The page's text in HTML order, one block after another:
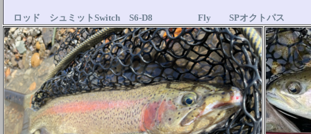
ロッド シュミットSwitch S6-D8 Fly SPオクトパス